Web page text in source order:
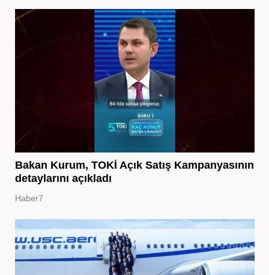
Bakan Kurum, TOKİ Açık Satış Kampanyasının
detaylarını açıkladı
Haber7